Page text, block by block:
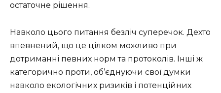
остаточне рішення.
Навколо цього питання безліч суперечок. Дехто
впевнений, що це цілком можливо при
дотриманні певних норм та протоколів. Інші ж
категорично проти, об’єднуючи свої думки
навколо екологічних ризиків і потенційних